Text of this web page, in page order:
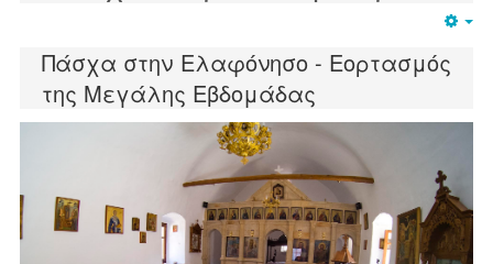
Πάσχα στην Ελαφόνησο - Εορτασμός
της Μεγάλης Εβδομάδας